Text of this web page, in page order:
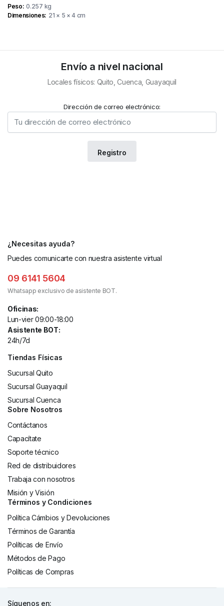
Peso 0.257 kg
Dimensiones 21 × 5 × 4 cm
Envío a nivel nacional
Locales físicos: Quito, Cuenca, Guayaquil
Dirección de correo electrónico:
¿Necesitas ayuda?
Puedes comunicarte con nuestra asistente virtual
09 6141 5604
Whatsapp exclusivo de asistente BOT.
Oficinas:
Lun-vier 09:00-18:00
Asistente BOT:
24h/7d
Tiendas Físicas
Sucursal Quito
Sucursal Guayaquil
Sucursal Cuenca
Sobre Nosotros
Contáctanos
Capacítate
Soporte técnico
Red de distribuidores
Trabaja con nosotros
Misión y Visión
Términos y Condiciones
Política Cámbios y Devoluciones
Términos de Garantía
Políticas de Envío
Métodos de Pago
Políticas de Compras
Síguenos en: